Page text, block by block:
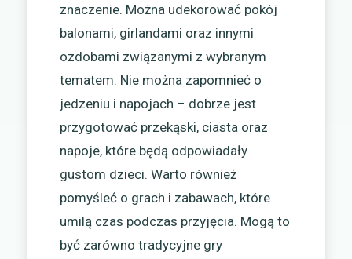
znaczenie. Można udekorować pokój
balonami, girlandami oraz innymi
ozdobami związanymi z wybranym
tematem. Nie można zapomnieć o
jedzeniu i napojach – dobrze jest
przygotować przekąski, ciasta oraz
napoje, które będą odpowiadały
gustom dzieci. Warto również
pomyśleć o grach i zabawach, które
umilą czas podczas przyjęcia. Mogą to
być zarówno tradycyjne gry